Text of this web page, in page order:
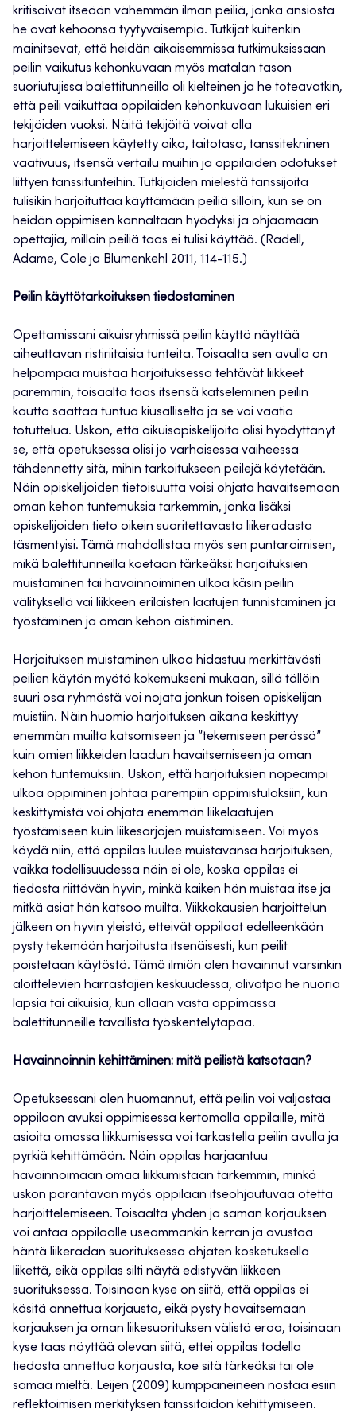
kritisoivat itseään vähemmän ilman peiliä, jonka ansiosta
he ovat kehoonsa tyytyväisempiä. Tutkijat kuitenkin
mainitsevat, että heidän aikaisemmissa tutkimuksissaan
peilin vaikutus kehonkuvaan myös matalan tason
suoriutujissa balettitunneilla oli kielteinen ja he toteavatkin,
että peili vaikuttaa oppilaiden kehonkuvaan lukuisien eri
tekijöiden vuoksi. Näitä tekijöitä voivat olla
harjoittelemiseen käytetty aika, taitotaso, tanssitekninen
vaativuus, itsensä vertailu muihin ja oppilaiden odotukset
liittyen tanssitunteihin. Tutkijoiden mielestä tanssijoita
tulisikin harjoituttaa käyttämään peiliä silloin, kun se on
heidän oppimisen kannaltaan hyödyksi ja ohjaamaan
opettajia, milloin peiliä taas ei tulisi käyttää. (Radell,
Adame, Cole ja Blumenkehl 2011, 114-115.)
Peilin käyttötarkoituksen tiedostaminen
Opettamissani aikuisryhmissä peilin käyttö näyttää
aiheuttavan ristiriitaisia tunteita. Toisaalta sen avulla on
helpompaa muistaa harjoituksessa tehtävät liikkeet
paremmin, toisaalta taas itsensä katseleminen peilin
kautta saattaa tuntua kiusalliselta ja se voi vaatia
totuttelua. Uskon, että aikuisopiskelijoita olisi hyödyttänyt
se, että opetuksessa olisi jo varhaisessa vaiheessa
tähdennetty sitä, mihin tarkoitukseen peilejä käytetään.
Näin opiskelijoiden tietoisuutta voisi ohjata havaitsemaan
oman kehon tuntemuksia tarkemmin, jonka lisäksi
opiskelijoiden tieto oikein suoritettavasta liikeradasta
täsmentyisi. Tämä mahdollistaa myös sen puntaroimisen,
mikä balettitunneilla koetaan tärkeäksi: harjoituksien
muistaminen tai havainnoiminen ulkoa käsin peilin
välityksellä vai liikkeen erilaisten laatujen tunnistaminen ja
työstäminen ja oman kehon aistiminen.
Harjoituksen muistaminen ulkoa hidastuu merkittävästi
peilien käytön myötä kokemukseni mukaan, sillä tällöin
suuri osa ryhmästä voi nojata jonkun toisen opiskelijan
muistiin. Näin huomio harjoituksen aikana keskittyy
enemmän muilta katsomiseen ja ”tekemiseen perässä”
kuin omien liikkeiden laadun havaitsemiseen ja oman
kehon tuntemuksiin. Uskon, että harjoituksien nopeampi
ulkoa oppiminen johtaa parempiin oppimistuloksiin, kun
keskittymistä voi ohjata enemmän liikelaatujen
työstämiseen kuin liikesarjojen muistamiseen. Voi myös
käydä niin, että oppilas luulee muistavansa harjoituksen,
vaikka todellisuudessa näin ei ole, koska oppilas ei
tiedosta riittävän hyvin, minkä kaiken hän muistaa itse ja
mitkä asiat hän katsoo muilta. Viikkokausien harjoittelun
jälkeen on hyvin yleistä, etteivät oppilaat edelleenkään
pysty tekemään harjoitusta itsenäisesti, kun peilit
poistetaan käytöstä. Tämä ilmiön olen havainnut varsinkin
aloittelevien harrastajien keskuudessa, olivatpa he nuoria
lapsia tai aikuisia, kun ollaan vasta oppimassa
balettitunneille tavallista työskentelytapaa.
Havainnoinnin kehittäminen: mitä peilistä katsotaan?
Opetuksessani olen huomannut, että peilin voi valjastaa
oppilaan avuksi oppimisessa kertomalla oppilaille, mitä
asioita omassa liikkumisessa voi tarkastella peilin avulla ja
pyrkiä kehittämään. Näin oppilas harjaantuu
havainnoimaan omaa liikkumistaan tarkemmin, minkä
uskon parantavan myös oppilaan itseohjautuvaa otetta
harjoittelemiseen. Toisaalta yhden ja saman korjauksen
voi antaa oppilaalle useammankin kerran ja avustaa
häntä liikeradan suorituksessa ohjaten kosketuksella
liikettä, eikä oppilas silti näytä edistyvän liikkeen
suorituksessa. Toisinaan kyse on siitä, että oppilas ei
käsitä annettua korjausta, eikä pysty havaitsemaan
korjauksen ja oman liikesuorituksen välistä eroa, toisinaan
kyse taas näyttää olevan siitä, ettei oppilas todella
tiedosta annettua korjausta, koe sitä tärkeäksi tai ole
samaa mieltä. Leijen (2009) kumppaneineen nostaa esiin
reflektoimisen merkityksen tanssitaidon kehittymiseen.